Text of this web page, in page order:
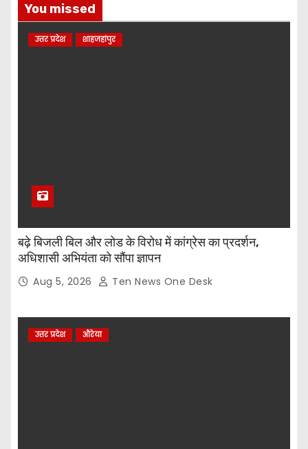
You missed
उत्तर प्रदेश शाहजहांपुर
बढ़े बिजली बिल और लोड के विरोध में कांग्रेस का प्रदर्शन,
अधिशासी अभियंता को सौंपा ज्ञापन
Aug 5, 2026 Ten News One Desk
उत्तर प्रदेश औरेया